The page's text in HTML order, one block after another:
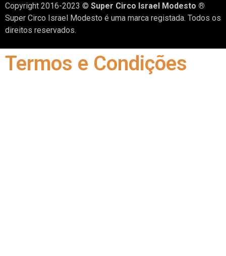
Copyright 2016-2023 © Super Circo Israel Modesto ®
Super Circo Israel Modesto é uma marca registada. Todos os
direitos reservados.
Termos e Condições